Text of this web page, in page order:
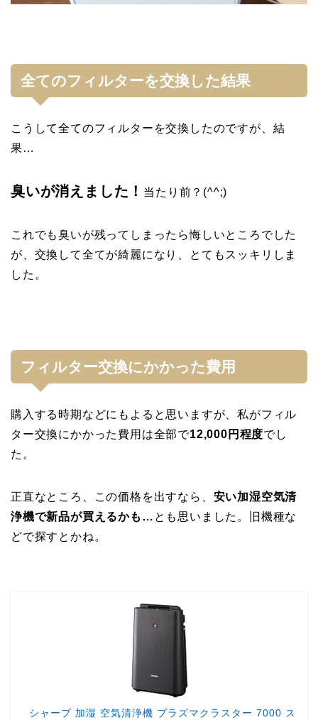
全てのフィルターを交換した結果
こうして全てのフィルターを交換したのですが、結
果…
臭いが消えました！ 当たり前？(^^;)
これでも臭いが残ってしまったら悔しいところでした
が、交換して全てが綺麗になり、とてもスッキリしま
した。
フィルター交換にかかった費用
購入する時期などにもよると思いますが、私がフィル
ター交換にかかった費用は全部で12,000円程度でし
た。
正直なところ、この価格を出すなら、 安い加湿空気清
浄機で新品が買えるかも… とも思いました。旧機種な
どで探すとかね。
シャープ 加湿 空気清浄機 プラズマクラスター 7000 ス